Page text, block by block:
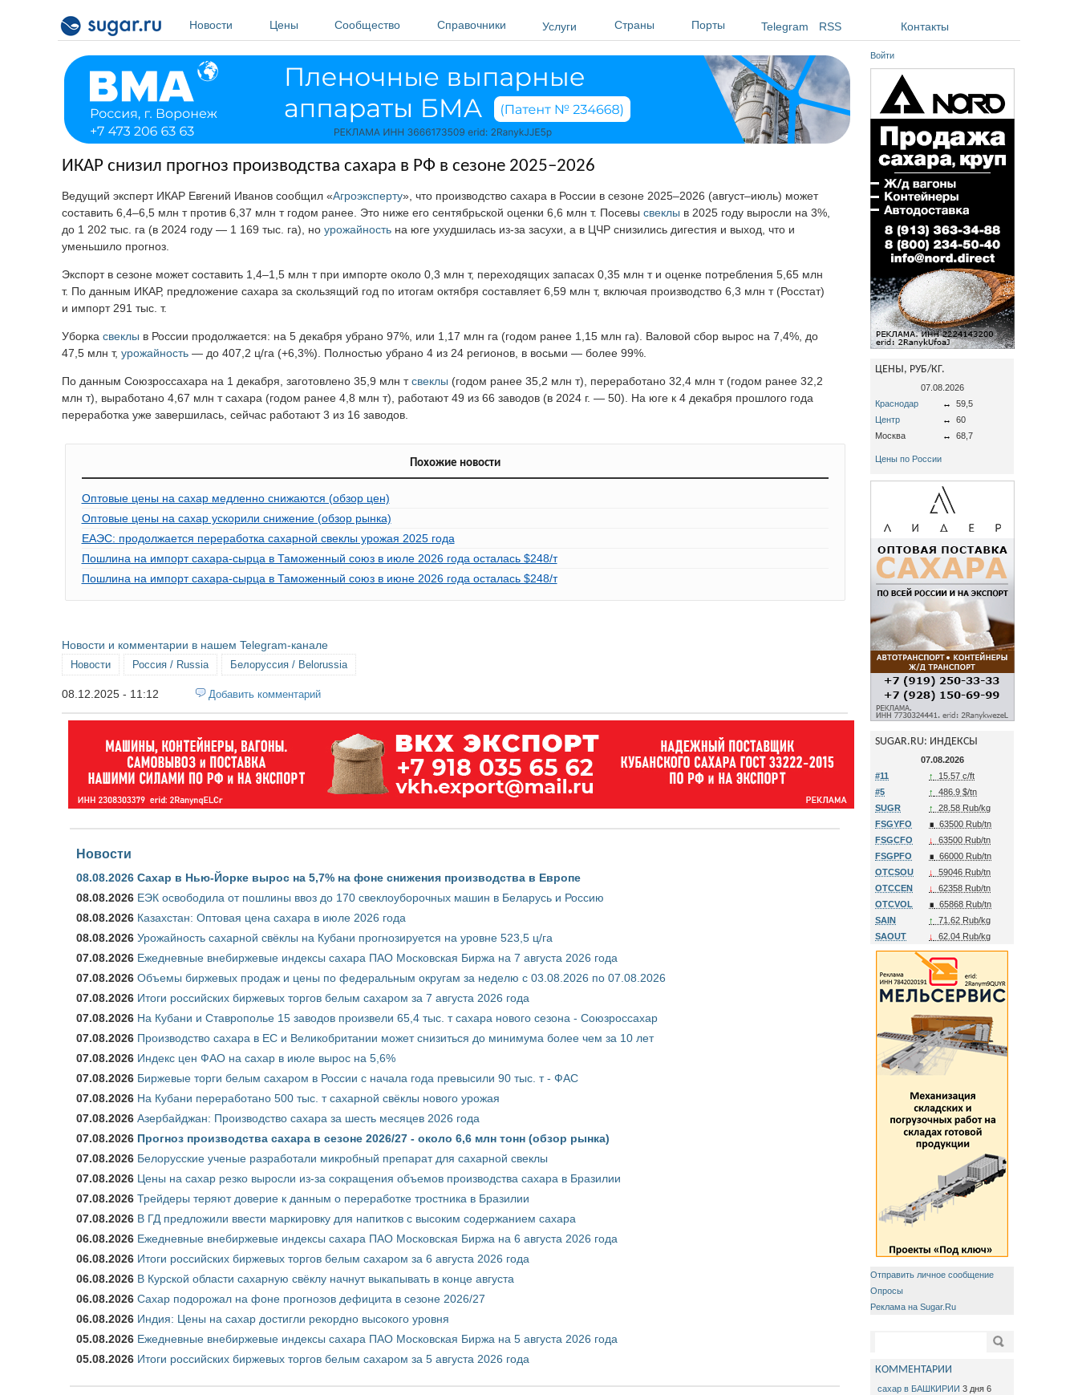
Новости
Цены Сообщество Справочники Услуги Страны Порты Telegram RSS Контакты
ИКАР снизил прогноз производства сахара в РФ в сезоне 2025–2026
Ведущий эксперт ИКАР Евгений Иванов сообщил «Агроэксперту», что производство сахара в России в сезоне 2025–2026 (август–июль) может
составить 6,4–6,5 млн т против 6,37 млн т годом ранее. Это ниже его сентябрьской оценки 6,6 млн т. Посевы свеклы в 2025 году выросли на 3%,
до 1 202 тыс. га (в 2024 году — 1 169 тыс. га), но урожайность на юге ухудшилась из-за засухи, а в ЦЧР снизились дигестия и выход, что и
уменьшило прогноз.
Экспорт в сезоне может составить 1,4–1,5 млн т при импорте около 0,3 млн т, переходящих запасах 0,35 млн т и оценке потребления 5,65 млн
т. По данным ИКАР, предложение сахара за скользящий год по итогам октября составляет 6,59 млн т, включая производство 6,3 млн т (Росстат)
и импорт 291 тыс. т.
Уборка свеклы в России продолжается: на 5 декабря убрано 97%, или 1,17 млн га (годом ранее 1,15 млн га). Валовой сбор вырос на 7,4%, до
47,5 млн т, урожайность — до 407,2 ц/га (+6,3%). Полностью убрано 4 из 24 регионов, в восьми — более 99%.
По данным Союзроссахара на 1 декабря, заготовлено 35,9 млн тсвеклы (годом ранее 35,2 млн т), переработано 32,4 млн т (годом ранее 32,2
млн т), выработано 4,67 млн т сахара (годом ранее 4,8 млн т), работают 49 из 66 заводов (в 2024 г. — 50). На юге к 4 декабря прошлого года
переработка уже завершилась, сейчас работают 3 из 16 заводов.
Похожие новости
Оптовые цены на сахар медленно снижаются (обзор цен)
Оптовые цены на сахар ускорили снижение (обзор рынка)
ЕАЭС: продолжается переработка сахарной свеклы урожая 2025 года
Пошлина на импорт сахара-сырца в Таможенный союз в июле 2026 года осталась $248/т
Пошлина на импорт сахара-сырца в Таможенный союз в июне 2026 года осталась $248/т
Новости и комментарии в нашем Telegram-канале
Новости Россия / Russia Белоруссия / Belorussia
08.12.2025 - 11:12 Добавить комментарий
Новости
08.08.2026 Сахар в Нью-Йорке вырос на 5,7% на фоне снижения производства в Европе
08.08.2026 ЕЭК освободила от пошлины ввоз до 170 свеклоуборочных машин в Беларусь и Россию
08.08.2026 Казахстан: Оптовая цена сахара в июле 2026 года
08.08.2026 Урожайность сахарной свёклы на Кубани прогнозируется на уровне 523,5 ц/га
07.08.2026 Ежедневные внебиржевые индексы сахара ПАО Московская Биржа на 7 августа 2026 года
07.08.2026 Объемы биржевых продаж и цены по федеральным округам за неделю с 03.08.2026 по 07.08.2026
07.08.2026 Итоги российских биржевых торгов белым сахаром за 7 августа 2026 года
07.08.2026 На Кубани и Ставрополье 15 заводов произвели 65,4 тыс. т сахара нового сезона - Союзроссахар
07.08.2026 Производство сахара в ЕС и Великобритании может снизиться до минимума более чем за 10 лет
07.08.2026 Индекс цен ФАО на сахар в июле вырос на 5,6%
07.08.2026 Биржевые торги белым сахаром в России с начала года превысили 90 тыс. т - ФАС
07.08.2026 На Кубани переработано 500 тыс. т сахарной свёклы нового урожая
07.08.2026 Азербайджан: Производство сахара за шесть месяцев 2026 года
07.08.2026 Прогноз производства сахара в сезоне 2026/27 - около 6,6 млн тонн (обзор рынка)
07.08.2026 Белорусские ученые разработали микробный препарат для сахарной свеклы
07.08.2026 Цены на сахар резко выросли из-за сокращения объемов производства сахара в Бразилии
07.08.2026 Трейдеры теряют доверие к данным о переработке тростника в Бразилии
07.08.2026 В ГД предложили ввести маркировку для напитков с высоким содержанием сахара
06.08.2026 Ежедневные внебиржевые индексы сахара ПАО Московская Биржа на 6 августа 2026 года
06.08.2026 Итоги российских биржевых торгов белым сахаром за 6 августа 2026 года
06.08.2026 В Курской области сахарную свёклу начнут выкапывать в конце августа
06.08.2026 Сахар подорожал на фоне прогнозов дефицита в сезоне 2026/27
06.08.2026 Индия: Цены на сахар достигли рекордно высокого уровня
05.08.2026 Ежедневные внебиржевые индексы сахара ПАО Московская Биржа на 5 августа 2026 года
05.08.2026 Итоги российских биржевых торгов белым сахаром за 5 августа 2026 года
Войти
ЦЕНЫ, РУБ/КГ.
07.08.2026
Краснодар
↔
59,5
Центр
↔
60
Москва
↔ 68,7
Цены по России
SUGAR.RU: ИНДЕКСЫ
07.08.2026
#11
↑
15.57 c/ft
#5
↑
486.9 $/tn
SUGR
↑
28.58 Rub/kg
FSGYFO
∎ 63500 Rub/tn
FSGCFO
↓
63500 Rub/tn
FSGPFO
∎ 66000 Rub/tn
OTCSOU
↓
59046 Rub/tn
OTCCEN
↓
62358 Rub/tn
OTCVOL
∎ 65868 Rub/tn
SAIN
↑
71.62 Rub/kg
SAOUT
↓ 62.04 Rub/kg
Отправить личное сообщение
Опросы
Реклама на Sugar.Ru
Поиск
КОММЕНТАРИИ
сахар в БАШКИРИИ 3 дня 6